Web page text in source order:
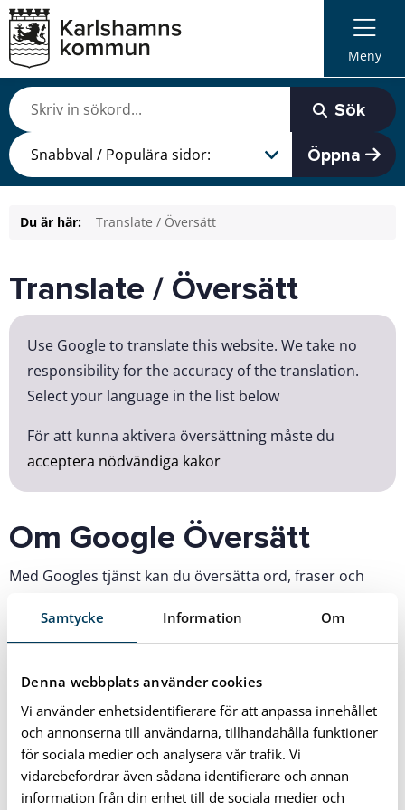
Samtycke Information Om
Denna webbplats använder cookies
Vi använder enhetsidentifierare för att anpassa innehållet
och annonserna till användarna, tillhandahålla funktioner
för sociala medier och analysera vår trafik. Vi
vidarebefordrar även sådana identifierare och annan
information från din enhet till de sociala medier och
Meny
Sök
Öppna
Du är här: Translate / Översätt
Translate / Översätt
Use Google to translate this website. We take no
responsibility for the accuracy of the translation.
Select your language in the list below
För att kunna aktivera översättning måste du
acceptera nödvändiga kakor
Om Google Översätt
Med Googles tjänst kan du översätta ord, fraser och
direkt i webbläsaren. Översättningen görs av en maskin
översättningen blir felaktig.
Google Translate har sina begränsningar främst för att
verktyget bara kan översätta ord för ord och inte
tillämpa grammatiska regler. Detta gör att du som
användare kan förstå helheten av innehållet på ett